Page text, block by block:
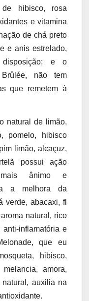
hibisco, rosa
e vitamina
de chá preto
e anis estrelado,
e o
não tem
que remetem à
natural de limão,
pomelo, hibisco
limão, alcaçuz,
possui ação
mais ânimo e
a melhora da
verde, abacaxi, fl
natural, rico
inflamatória e
que eu
hibisco,
amora,
auxilia na